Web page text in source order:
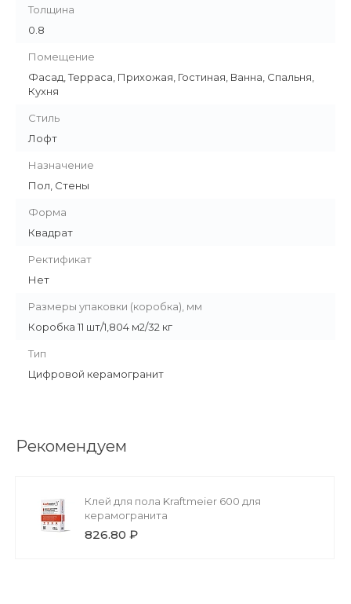
Толщина
0.8
Помещение
Фасад, Терраса, Прихожая, Гостиная, Ванна, Спальня,
Кухня
Стиль
Лофт
Назначение
Пол, Стены
Форма
Квадрат
Ректификат
Нет
Размеры упаковки (коробка), мм
Коробка 11 шт/1,804 м2/32 кг
Тип
Цифровой керамогранит
Рекомендуем
Клей для пола Kraftmeier 600 для
керамогранита
826.80 ₽